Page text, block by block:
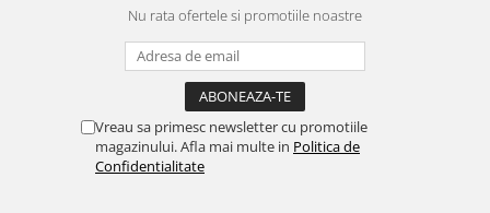
Nu rata ofertele si promotiile noastre
Vreau sa primesc newsletter cu promotiile
magazinului. Afla mai multe in Politica de
Confidentialitate